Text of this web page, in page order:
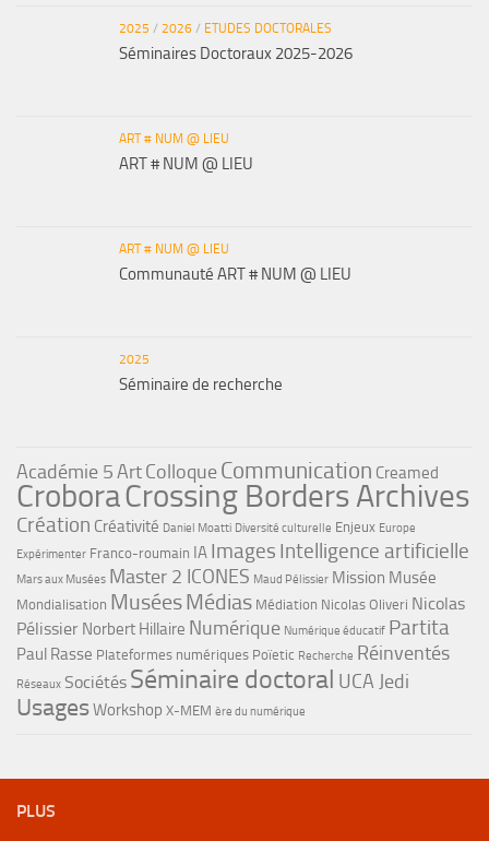
2025 / 2026 / ETUDES DOCTORALES
Séminaires Doctoraux 2025-2026
ART # NUM @ LIEU
ART # NUM @ LIEU
ART # NUM @ LIEU
Communauté ART # NUM @ LIEU
2025
Séminaire de recherche
Académie 5ArtColloqueCommunication Creamed
CroboraCrossing Borders Archives
Création Créativité Daniel Moatti Diversité culturelle Enjeux Europe
Expérimenter Franco-roumain IA Images Intelligence artificielle
Mars aux Musées Master 2 ICONES Maud Pélissier Mission Musée
Mondialisation MuséesMédias Médiation Nicolas Oliveri Nicolas
Pélissier Norbert Hillaire Numérique Numérique éducatif Partita
Paul Rasse Plateformes numériques Poïetic Recherche Réinventés
Réseaux Sociétés Séminaire doctoral UCA Jedi
UsagesWorkshop X-MEM ère du numérique
PLUS